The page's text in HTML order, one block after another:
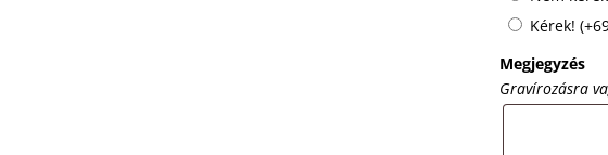
Kérek! (+
Megjegyzés
Gravírozásra